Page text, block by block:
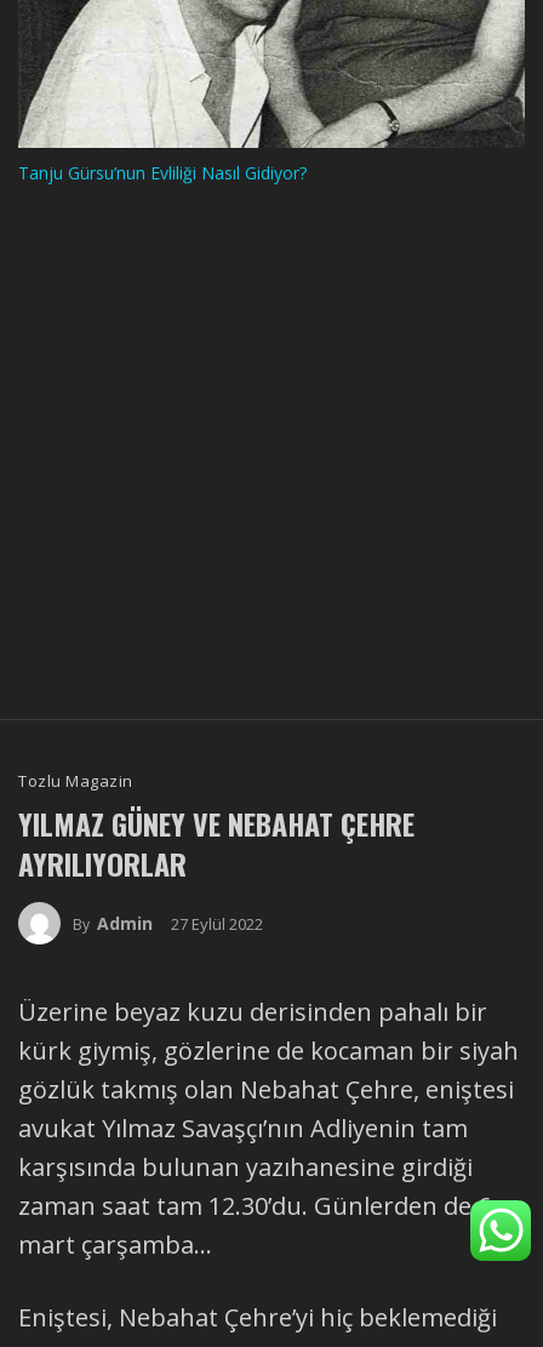
Tanju Gürsu’nun Evliliği Nasıl Gidiyor?
Tozlu Magazin
YILMAZ GÜNEY VE NEBAHAT ÇEHRE
AYRILIYORLAR
By Admin 27 Eylül 2022
Üzerine beyaz kuzu derisinden pahalı bir
kürk giymiş, gözlerine de kocaman bir siyah
gözlük takmış olan Nebahat Çehre, eniştesi
avukat Yılmaz Savaşçı’nın Adliyenin tam
karşısında bulunan yazıhanesine girdiği
zaman saat tam 12.30’du. Günlerden de 6
mart çarşamba…
Eniştesi, Nebahat Çehre’yi hiç beklemediği